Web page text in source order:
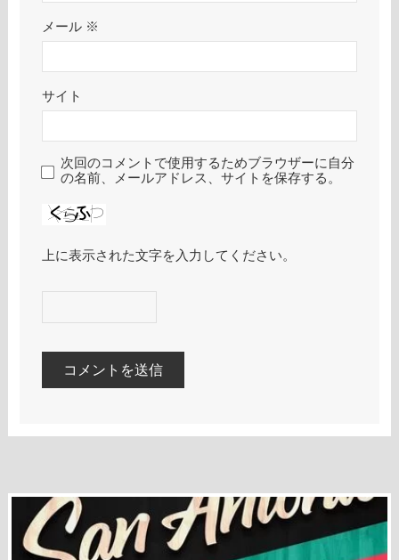
メール ※
サイト
次回のコメントで使用するためブラウザーに自分
の名前、メールアドレス、サイトを保存する。
上に表示された文字を入力してください。